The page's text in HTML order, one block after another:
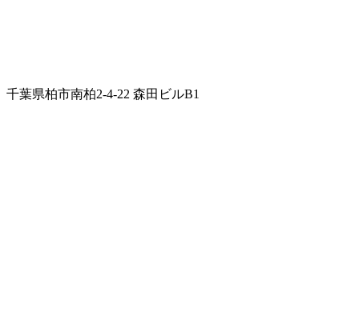
千葉県柏市南柏2-4-22 森田ビルB1